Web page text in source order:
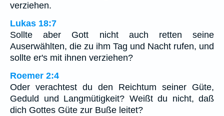
verziehen.
Lukas 18:7
Sollte aber Gott nicht auch retten seine
Auserwählten, die zu ihm Tag und Nacht rufen, und
sollte er's mit ihnen verziehen?
Roemer 2:4
Oder verachtest du den Reichtum seiner Güte,
Geduld und Langmütigkeit? Weißt du nicht, daß
dich Gottes Güte zur Buße leitet?